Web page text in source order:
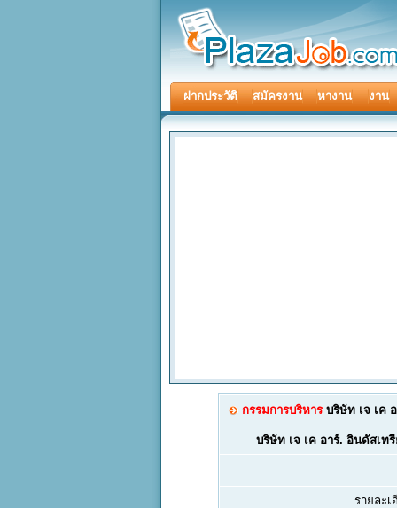
ฝากประวัติ สมัครงาน หางาน งาน
กรรมการบริหารบริษัท เจ เค
บริษัท เจ เค อาร์. อินดัสเท
รายละ